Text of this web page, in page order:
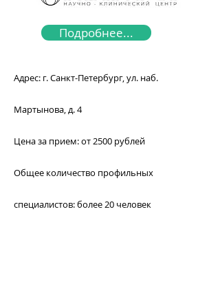
Подробнее...
Адрес: г. Санкт-Петербург, ул. наб.
Мартынова, д. 4
Цена за прием: от 2500 рублей
Общее количество профильных
специалистов: более 20 человек